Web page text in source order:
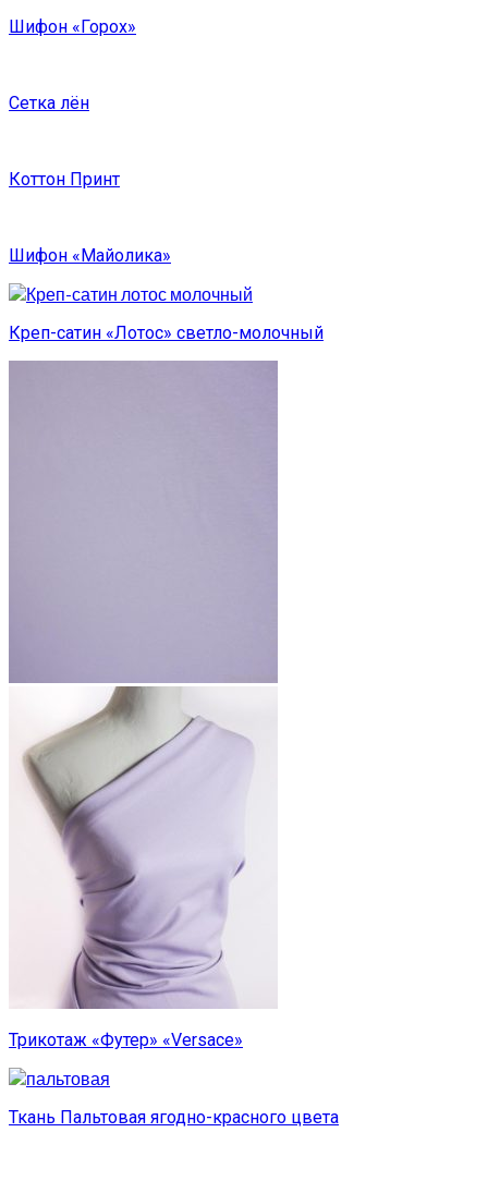
Шифон «Горох»
Сетка лён
Коттон Принт
Шифон «Майолика»
Креп-сатин «Лотос» светло-молочный
Трикотаж «Футер» «Versace»
Ткань Пальтовая ягодно-красного цвета